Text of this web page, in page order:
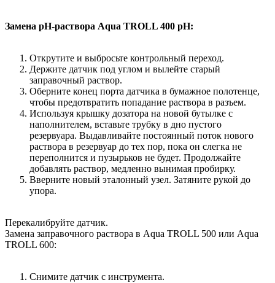
Замена pH-раствора Aqua TROLL 400 pH:
Открутите и выбросьте контрольный переход.
Держите датчик под углом и вылейте старый
заправочный раствор.
Оберните конец порта датчика в бумажное полотенце,
чтобы предотвратить попадание раствора в разъем.
Используя крышку дозатора на новой бутылке с
наполнителем, вставьте трубку в дно пустого
резервуара. Выдавливайте постоянный поток нового
раствора в резервуар до тех пор, пока он слегка не
переполнится и пузырьков не будет. Продолжайте
добавлять раствор, медленно вынимая пробирку.
Вверните новый эталонный узел. Затяните рукой до
упора.
Перекалибруйте датчик.
Замена заправочного раствора в Aqua TROLL 500 или Aqua
TROLL 600:
Снимите датчик с инструмента.